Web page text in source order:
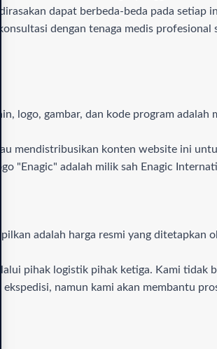
dapat berbeda-beda pada setiap
dengan tenaga medis
logo, gambar, dan kode program
mendistribusikan konten website ini
"Enagic" adalah milik sah Enagic
adalah harga resmi yang
pihak logistik pihak ketiga. Kami tidak
ekspedisi, namun kami akan membantu